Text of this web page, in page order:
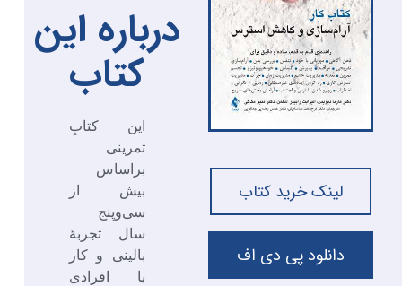
لینک خرید کتاب
دانلود پی دی اف
درباره این
کتاب
این کتابِ
تمرینی
براساس
بیش از
سی‌وپنج
سال تجربۀ
بالینی و کار
با افرادی